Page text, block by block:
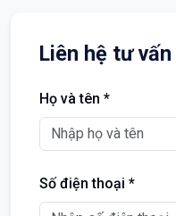
Liên hệ tư vấn
Họ và tên *
Số điện thoại *